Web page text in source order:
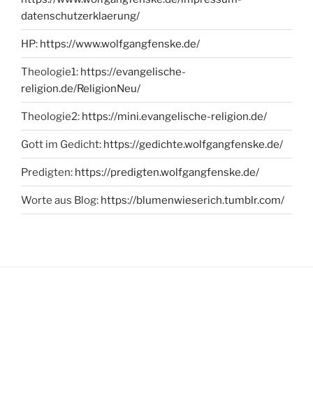
datenschutzerklaerung/
HP: https://www.wolfgangfenske.de/
Theologie1: https://evangelische-
religion.de/ReligionNeu/
Theologie2: https://mini.evangelische-religion.de/
Gott im Gedicht: https://gedichte.wolfgangfenske.de/
Predigten: https://predigten.wolfgangfenske.de/
Worte aus Blog: https://blumenwieserich.tumblr.com/